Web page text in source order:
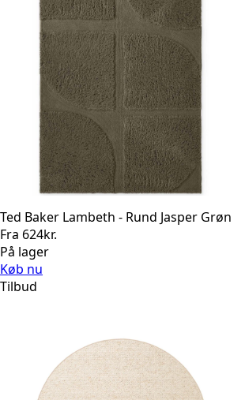
Ted Baker Lambeth - Rund Jasper Grøn
Fra 624kr.
På lager
Køb nu
Tilbud